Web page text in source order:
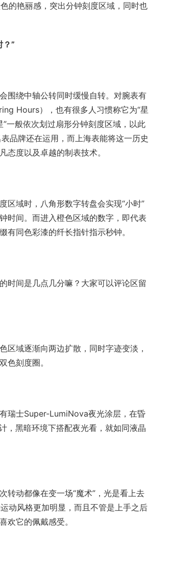
的艳丽感，突出分钟刻度区域，同时也
”
围绕中轴公转同时缓慢自转。对腕表有
Hours），也有很多人习惯称它为“星
一般依次划过扇形分钟刻度区域，以此
品牌还在运用，而上海表能将这一历史
度以及卓越的制表技术。
区域时，八角形数字转盘会实现“小时”
时间。而进入橙色区域的数字，即代表
同色彩漆的纤长指针指示秒钟。
时间是几点几分嘛？大家可以评论区留
区域逐渐向两边扩散，同时字迹变淡，
色刻度圈。
瑞士Super-LumiNova夜光涂层，在昏
，黑暗环境下搭配夜光看，就如同液晶
转动都像在变一场“魔术”，光是看上去
动风格更加明显，而且不管是上手之后
欢它的佩戴感受。